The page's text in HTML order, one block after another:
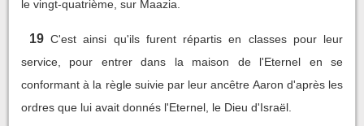
le vingt-quatrième, sur Maazia.
19 C'est ainsi qu'ils furent répartis en classes pour leur
service, pour entrer dans la maison de l'Eternel en se
conformant à la règle suivie par leur ancêtre Aaron d'après les
ordres que lui avait donnés l'Eternel, le Dieu d'Israël.